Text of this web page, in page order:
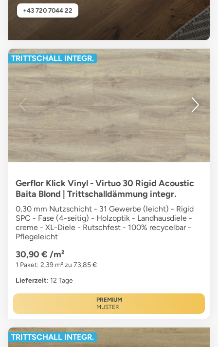
+43 720 7044 22
TRITTSCHALL INTEGR.
Gerflor Klick Vinyl - Virtuo 30 Rigid Acoustic
Baita Blond | Trittschalldämmung integr.
0,30 mm Nutzschicht - 31 Gewerbe (leicht) - Rigid
SPC - Fase (4-seitig) - Holzoptik - Landhausdiele -
creme - XL-Diele - Rutschfest - 100% recycelbar -
Pflegeleicht
30,90 € /m²
1 Paket: 2,39 m² zu 73,85 €
Lieferzeit: 12 Tage
PREMIUM
MUSTER
TRITTSCHALL INTEGR.